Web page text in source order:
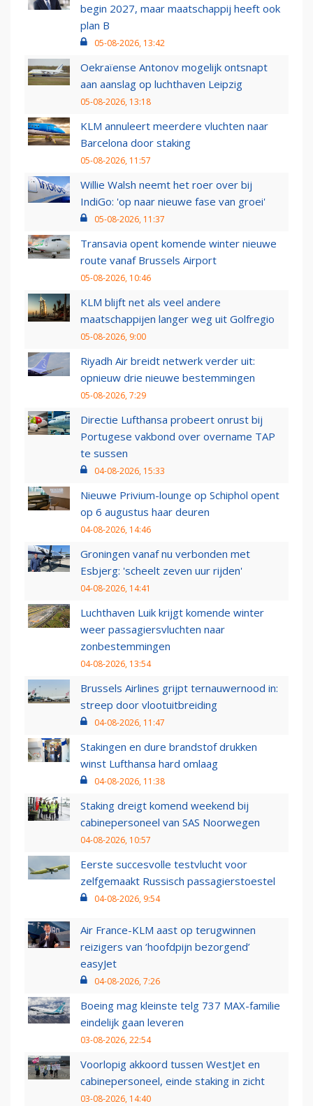
begin 2027, maar maatschappij heeft ook
plan B
05-08-2026, 13:42
Oekraïense Antonov mogelijk ontsnapt
aan aanslag op luchthaven Leipzig
05-08-2026, 13:18
KLM annuleert meerdere vluchten naar
Barcelona door staking
05-08-2026, 11:57
Willie Walsh neemt het roer over bij
IndiGo: 'op naar nieuwe fase van groei'
05-08-2026, 11:37
Transavia opent komende winter nieuwe
route vanaf Brussels Airport
05-08-2026, 10:46
KLM blijft net als veel andere
maatschappijen langer weg uit Golfregio
05-08-2026, 9:00
Riyadh Air breidt netwerk verder uit:
opnieuw drie nieuwe bestemmingen
05-08-2026, 7:29
Directie Lufthansa probeert onrust bij
Portugese vakbond over overname TAP
te sussen
04-08-2026, 15:33
Nieuwe Privium-lounge op Schiphol opent
op 6 augustus haar deuren
04-08-2026, 14:46
Groningen vanaf nu verbonden met
Esbjerg: 'scheelt zeven uur rijden'
04-08-2026, 14:41
Luchthaven Luik krijgt komende winter
weer passagiersvluchten naar
zonbestemmingen
04-08-2026, 13:54
Brussels Airlines grijpt ternauwernood in:
streep door vlootuitbreiding
04-08-2026, 11:47
Stakingen en dure brandstof drukken
winst Lufthansa hard omlaag
04-08-2026, 11:38
Staking dreigt komend weekend bij
cabinepersoneel van SAS Noorwegen
04-08-2026, 10:57
Eerste succesvolle testvlucht voor
zelfgemaakt Russisch passagierstoestel
04-08-2026, 9:54
Air France-KLM aast op terugwinnen
reizigers van ‘hoofdpijn bezorgend’
easyJet
04-08-2026, 7:26
Boeing mag kleinste telg 737 MAX-familie
eindelijk gaan leveren
03-08-2026, 22:54
Voorlopig akkoord tussen WestJet en
cabinepersoneel, einde staking in zicht
03-08-2026, 14:40